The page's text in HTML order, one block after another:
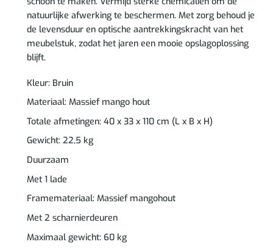
natuurlijke afwerking te beschermen. Met zorg behoud je
de levensduur en optische aantrekkingskracht van het
meubelstuk, zodat het jaren een mooie opslagoplossing
blijft.
Kleur: Bruin
Materiaal: Massief mango hout
Totale afmetingen: 40 x 33 x 110 cm (L x B x H)
Gewicht: 22,5 kg
Duurzaam
Met 1 lade
Framemateriaal: Massief mangohout
Met 2 scharnierdeuren
Maximaal gewicht: 60 kg